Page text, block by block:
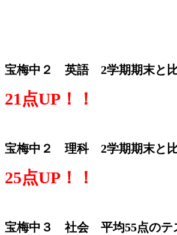
宝梅中２ 英語 2学期期末と比
21点UP！！
宝梅中２ 理科 2学期期末と比
25点UP！！
宝梅中３ 社会 平均55点のテ